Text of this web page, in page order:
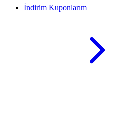
İndirim Kuponlarım